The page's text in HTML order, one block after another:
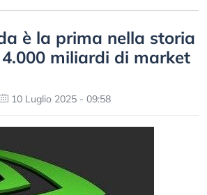
è la prima nella storia
miliardi di market
10 Luglio 2025 - 09:58